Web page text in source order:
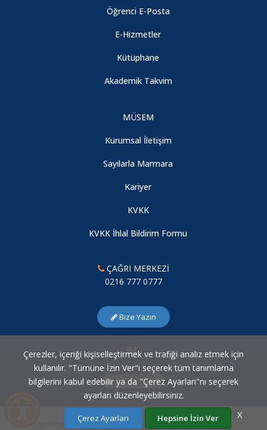
Öğrenci E-Posta
E-Hizmetler
Kütüphane
Akademik Takvim
MÜSEM
Kurumsal İletişim
Sayılarla Marmara
Kariyer
KVKK
KVKK İhlal Bildirim Formu
ÇAĞRI MERKEZİ
0216 777 0777
Bize Yazın
Çerez Ayarları
Marmara Üniversitesi Bilgi İşlem Daire Başkanlığı © 2007 - 2026
Çerezler, içeriği kişiselleştirmek ve trafiği analiz etmek için
kullanılır. "Tümüne İzin Ver"i seçerek tüm tanımlama
bilgilerini kabul edebilir ya da "Çerez Ayarları"nı seçerek
ayarları düzenleyebilirsiniz.
Çerez Ayarları Hepsine İzin Ver X